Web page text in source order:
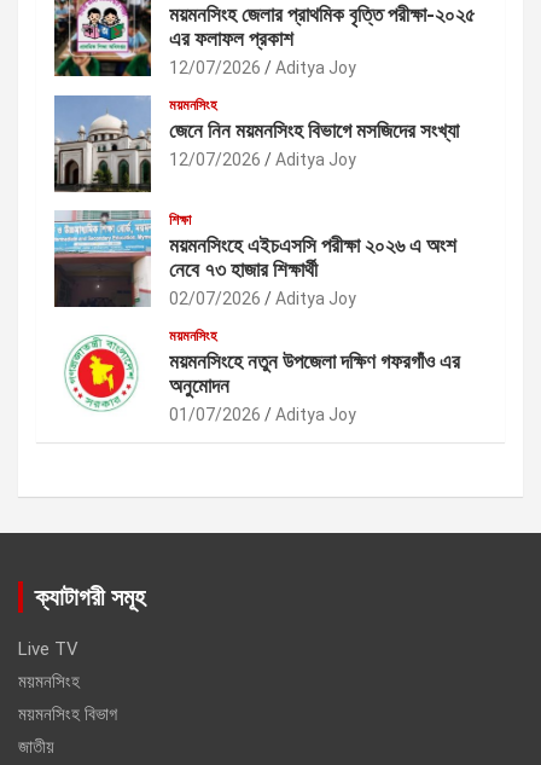
ময়মনসিংহ জেলার প্রাথমিক বৃত্তি পরীক্ষা-২০২৫
এর ফলাফল প্রকাশ
12/07/2026 Aditya Joy
ময়মনসিংহ
জেনে নিন ময়মনসিংহ বিভাগে মসজিদের সংখ্যা
12/07/2026 Aditya Joy
শিক্ষা
ময়মনসিংহে এইচএসসি পরীক্ষা ২০২৬ এ অংশ
নেবে ৭৩ হাজার শিক্ষার্থী
02/07/2026 Aditya Joy
ময়মনসিংহ
ময়মনসিংহে নতুন উপজেলা দক্ষিণ গফরগাঁও এর
অনুমোদন
01/07/2026 Aditya Joy
ক্যাটাগরী সমূহ
Live TV
ময়মনসিংহ
ময়মনসিংহ বিভাগ
জাতীয়